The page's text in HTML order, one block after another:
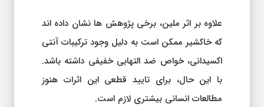
علاوه بر اثر ملین، برخی پژوهش ها نشان داده اند
که خاکشیر ممکن است به دلیل وجود ترکیبات آنتی
اکسیدانی، خواص ضد التهابی خفیفی داشته باشد.
با این حال، برای تایید قطعی این اثرات هنوز
مطالعات انسانی بیشتری لازم است.